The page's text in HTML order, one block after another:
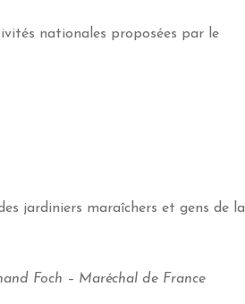
nationales proposées par le
jardiniers maraîchers et gens de la
Foch – Maréchal de France